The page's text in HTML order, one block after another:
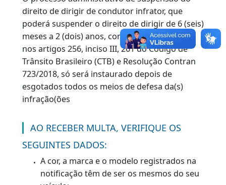
desatualização do endereço serão
consideradas válidas para todos os
efeitos, conforme dispõe o Art. 282, § 1º,
do Código de Trânsito Brasileiro.
O processo administrativo de suspensão do
poderá suspender o direito de dirigir de 6 (seis)
meses a 2 (dois) anos, conforme estabelecido
nos artigos 256, inciso III, 261 do Código de
Trânsito Brasileiro (CTB) e Resolução Contran